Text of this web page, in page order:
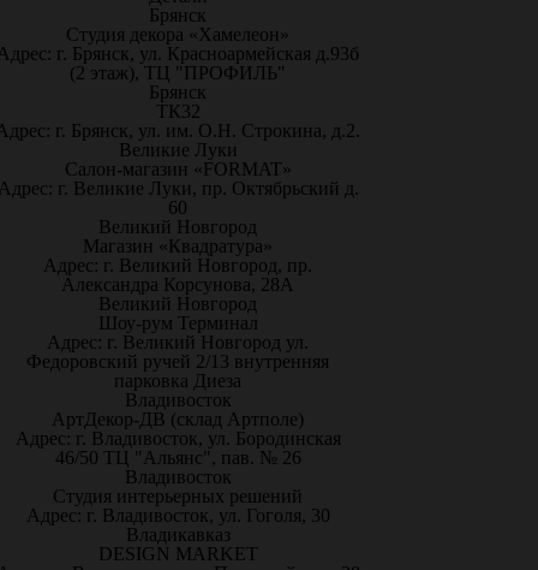
Брянск
Студия декора «Хамелеон»
г. Брянск, ул. Красноармейская д.93б
(2 этаж), ТЦ "ПРОФИЛЬ"
Брянск
ТК32
г. Брянск, ул. им. О.Н. Строкина, д.2.
Великие Луки
Салон-магазин «FORMAT»
г. Великие Луки, пр. Октябрьский д.
60
Великий Новгород
Магазин «Квадратура»
Адрес: г. Великий Новгород, пр.
Александра Корсунова, 28А
Великий Новгород
Шоу-рум Терминал
Адрес: г. Великий Новгород ул.
Федоровский ручей 2/13 внутренняя
парковка Диеза
Владивосток
АртДекор-ДВ (склад Артполе)
Адрес: г. Владивосток, ул. Бородинская
46/50 ТЦ "Альянс", пав. № 26
Владивосток
Студия интерьерных решений
Адрес: г. Владивосток, ул. Гоголя, 30
Владикавказ
DESIGN MARKET